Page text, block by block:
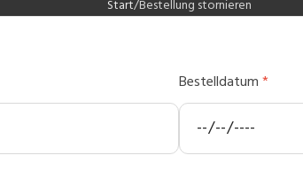
Start Bestellung stornieren
Bestelldatum*